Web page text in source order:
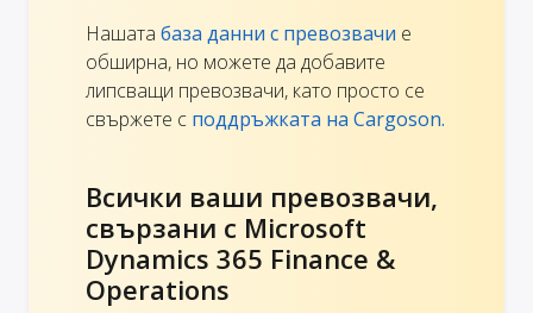
Нашата база данни с превозвачи е
обширна, но можете да добавите
липсващи превозвачи, като просто се
свържете с поддръжката на Cargoson.
Всички ваши превозвачи,
свързани с Microsoft
Dynamics 365 Finance &
Operations